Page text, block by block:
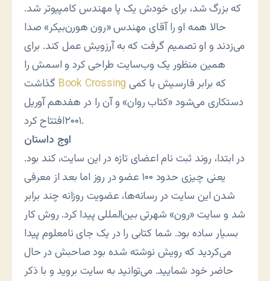
که بزرگ شد، برای خودش یک پا مهندس کامپیوتر شد.
حالا همه او را آقای مهندس «رون هورن‌بیکر» صدا
می‌زدند و او تصمیم گرفت که به آرزویش عمل کند. برای
همین منظور یک وب‌سایت طراحی کرد و اسمش را
Book Crossing که برابر فارسیش با کمی
دستکاری می‌شود «کتاب روان» و آن را در هفدهم آوریل
۲۰۰۱افتتاح کرد.
اوج داستان
در ابتدا، روند ثبت نام اعضای تازه در این سایت، کند بود.
یعنی چیزی حدود ۱۰۰ عضو در روز اما بعد از معرفی
شدن این سایت در رسانه‌ها، عضویت روزانه چند برابر
شد و سایت «رون» شهرتی بین‌المللی پیدا کرد. روش کار
بسیار ساده بود. شما کتابی را در یک جای نامعلوم پیدا
می‌کردید که رویش نوشته شده بود صاحبش در حال
حاضر خود شمایید. می‌توانید به سایت بروید و با ذکر